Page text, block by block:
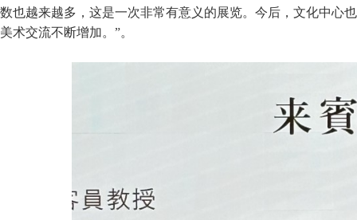
数也越来越多，这是一次非常有意义的展览。今后，文化中心
美术交流不断增加。”。